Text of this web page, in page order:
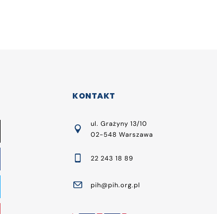
KONTAKT
ul. Grażyny 13/10
02-548 Warszawa
22 243 18 89
pih@pih.org.pl